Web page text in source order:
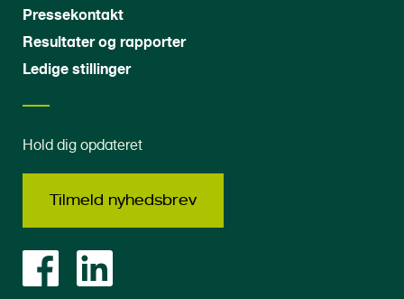
Pressekontakt
Resultater og rapporter
Ledige stillinger
Hold dig opdateret
Tilmeld nyhedsbrev